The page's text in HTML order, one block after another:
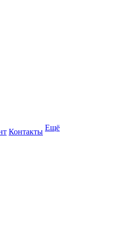
Контакты Ещё